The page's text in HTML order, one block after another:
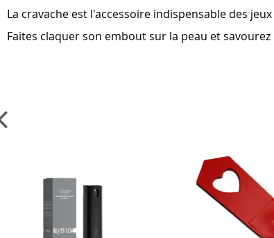
of
the
images
La cravache est l'accessoire indispensable des
Faites claquer son embout sur la peau et savourez